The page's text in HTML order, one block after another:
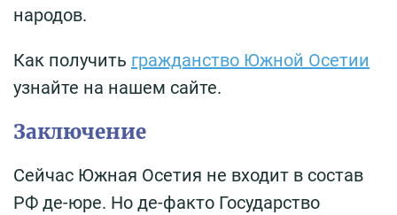
народов.
Как получить гражданство Южной Осетии
узнайте на нашем сайте.
Заключение
Сейчас Южная Осетия не входит в состав
РФ де-юре. Но де-факто Государство